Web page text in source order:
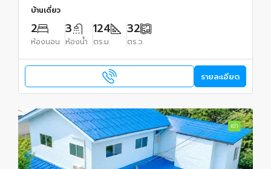
บ้านเดี่ยว
2
ห้องนอน
3
ห้องน้ำ
124
ตร.ม.
32
ตร.ว.
รายละเอียด
เช่า